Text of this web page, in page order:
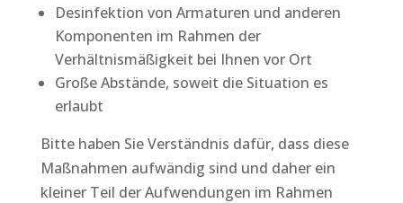
Desinfektion von Armaturen und anderen
Komponenten im Rahmen der
Verhältnismäßigkeit bei Ihnen vor Ort
Große Abstände, soweit die Situation es
erlaubt
Bitte haben Sie Verständnis dafür, dass diese
Maßnahmen aufwändig sind und daher ein
kleiner Teil der Aufwendungen im Rahmen